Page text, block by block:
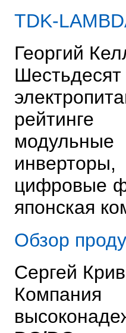
TDK-
Георгий
рейтинге
модульные
цифровые
японская
Обзор
Сергей